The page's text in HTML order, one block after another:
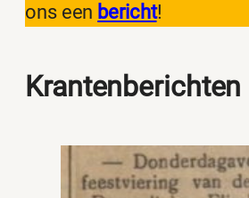
ons een bericht!
Krantenberichten